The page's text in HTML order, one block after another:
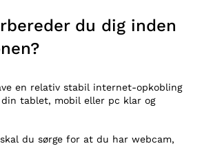
du dig inden
en relativ stabil internet-opkobling
din tablet, mobil eller pc klar og
du sørge for at du har webcam,